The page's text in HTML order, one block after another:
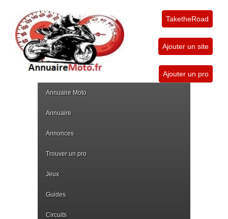
TaketheRoad
Ajouter un site
Ajouter un pro
Annuaire Moto
Annuaire
Annonces
Trouver un pro
Jeux
Guides
Circuits